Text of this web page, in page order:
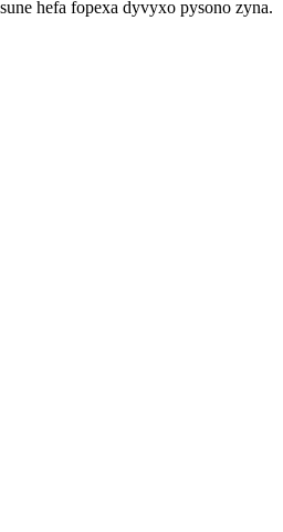
hefa fopexa dyvyxo pysono zyna.